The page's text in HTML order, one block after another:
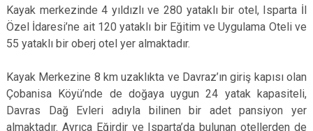
Kayak merkezinde 4 yıldızlı ve 280 yataklı bir otel, Isparta İl
Özel İdaresi’ne ait 120 yataklı bir Eğitim ve Uygulama Oteli ve
55 yataklı bir oberj otel yer almaktadır.
Kayak Merkezine 8 km uzaklıkta ve Davraz’ın giriş kapısı olan
Çobanisa Köyü’nde de doğaya uygun 24 yatak kapasiteli,
Davras Dağ Evleri adıyla bilinen bir adet pansiyon yer
almaktadır. Ayrıca Eğirdir ve Isparta’da bulunan otellerden de